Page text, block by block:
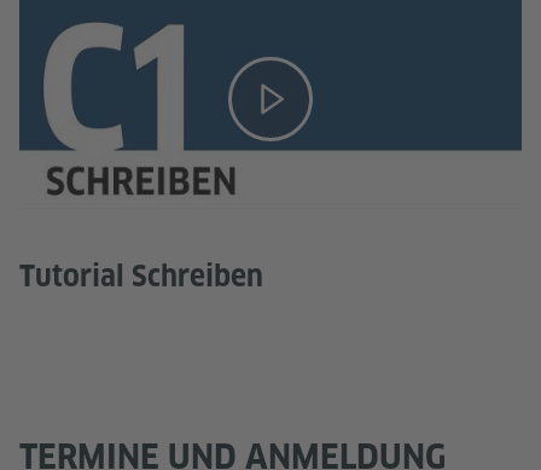
Tutorial Schreiben
TERMINE UND ANMELDUNG